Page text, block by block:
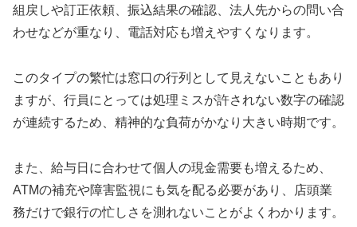
組戻しや訂正依頼、振込結果の確認、法人先からの問い合
わせなどが重なり、電話対応も増えやすくなります。
このタイプの繁忙は窓口の行列として見えないこともあり
ますが、行員にとっては処理ミスが許されない数字の確認
が連続するため、精神的な負荷がかなり大きい時期です。
また、給与日に合わせて個人の現金需要も増えるため、
ATMの補充や障害監視にも気を配る必要があり、店頭業
務だけで銀行の忙しさを測れないことがよくわかります。